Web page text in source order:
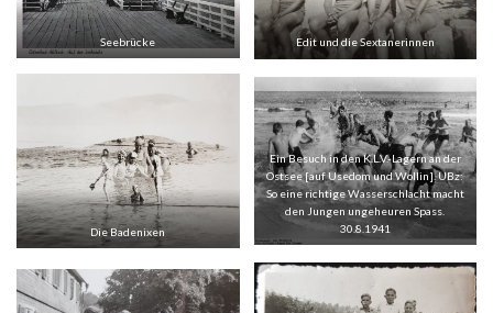
Seebrücke Edit und die Sextanerinnen
Die Badenixen
Ein Besuch in den K.L.V.-Lagern an der
Ostsee [auf Usedom und Wollin]. UBz:
So eine richtige Wasserschlacht macht
den Jungen ungeheuren Spass.
30.8.1941